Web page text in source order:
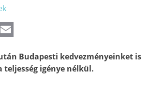
Pinterest
Budapesti kedvezményeinket is
teljesség igénye nélkül.